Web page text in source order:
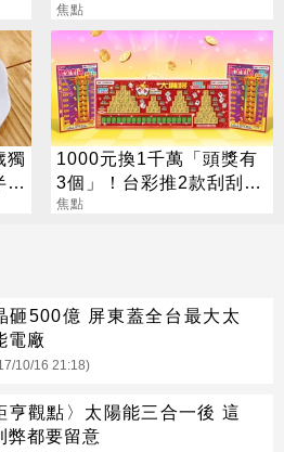
報廢
焦點
獨
年
1000元換1千萬「頭獎有
3個」！台彩推2款刮刮樂
總獎金逾33億
焦點
砸500億 屏東蓋全台最大太
電廠
10/16 21:18)
亨觀點〉太陽能三合一後 這
弊都要留意